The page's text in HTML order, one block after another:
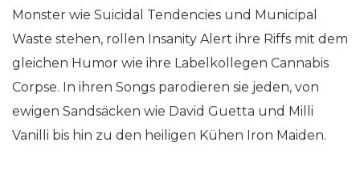
Monster wie Suicidal Tendencies und Municipal
Waste stehen, rollen Insanity Alert ihre Riffs mit dem
gleichen Humor wie ihre Labelkollegen Cannabis
Corpse. In ihren Songs parodieren sie jeden, von
ewigen Sandsäcken wie David Guetta und Milli
Vanilli bis hin zu den heiligen Kühen Iron Maiden.